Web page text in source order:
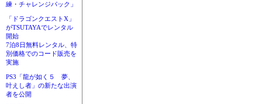
練・チャレンジパック」
「ドラゴンクエストX」
がTSUTAYAでレンタル
開始
7泊8日無料レンタル、特
別価格でのコード販売を
実施
PS3「龍が如く５ 夢、
叶えし者」の新たな出演
者を公開